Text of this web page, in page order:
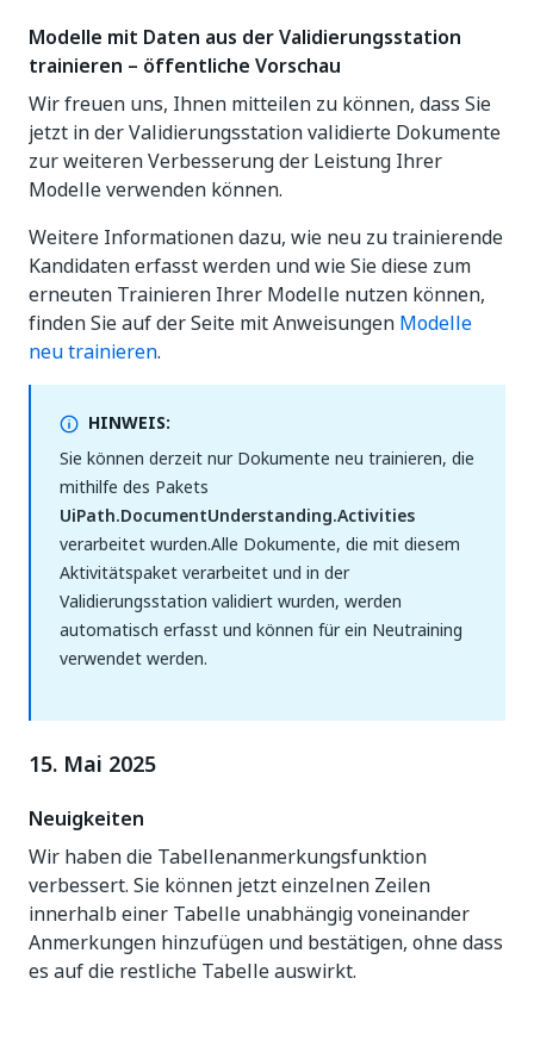
Modelle mit Daten aus der Validierungsstation
trainieren – öffentliche Vorschau
Wir freuen uns, Ihnen mitteilen zu können, dass Sie
jetzt in der Validierungsstation validierte Dokumente
zur weiteren Verbesserung der Leistung Ihrer
Modelle verwenden können.
Weitere Informationen dazu, wie neu zu trainierende
Kandidaten erfasst werden und wie Sie diese zum
erneuten Trainieren Ihrer Modelle nutzen können,
finden Sie auf der Seite mit Anweisungen Modelle
neu trainieren.
HINWEIS:
Sie können derzeit nur Dokumente neu trainieren, die
mithilfe des Pakets
UiPath.DocumentUnderstanding.Activities
verarbeitet wurden.Alle Dokumente, die mit diesem
Aktivitätspaket verarbeitet und in der
Validierungsstation validiert wurden, werden
automatisch erfasst und können für ein Neutraining
verwendet werden.
15. Mai 2025
Neuigkeiten
Wir haben die Tabellenanmerkungsfunktion
verbessert. Sie können jetzt einzelnen Zeilen
innerhalb einer Tabelle unabhängig voneinander
Anmerkungen hinzufügen und bestätigen, ohne dass
es auf die restliche Tabelle auswirkt.